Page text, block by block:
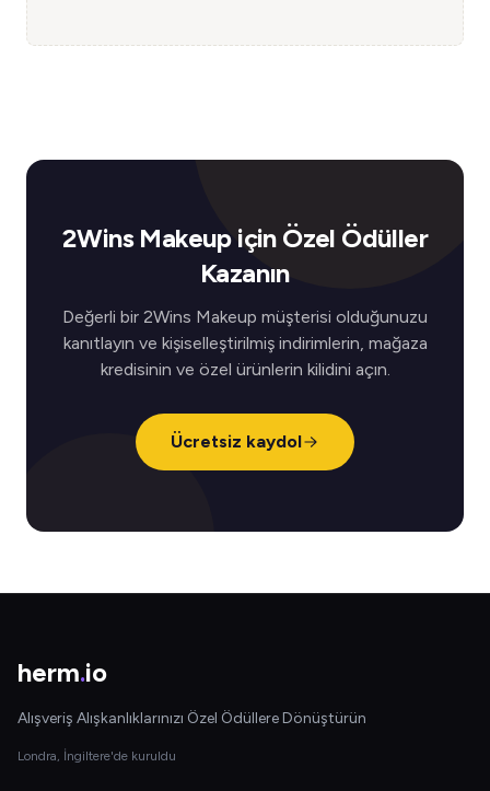
2Wins Makeup için Özel Ödüller
Kazanın
Değerli bir 2Wins Makeup müşterisi olduğunuzu
kanıtlayın ve kişiselleştirilmiş indirimlerin, mağaza
kredisinin ve özel ürünlerin kilidini açın.
Ücretsiz kaydol
herm.io
Alışveriş Alışkanlıklarınızı Özel Ödüllere Dönüştürün
Londra, İngiltere'de kuruldu